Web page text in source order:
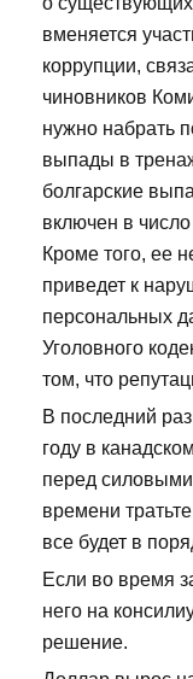
вменяется
коррупции,
чиновников
нужно набрать
выпады в
болгарские
включен в
Кроме того, ее
приведет к
персональных
Уголовного
том, что
В последний
году в
перед
времени
все будет в
Если во время
него на
решение.